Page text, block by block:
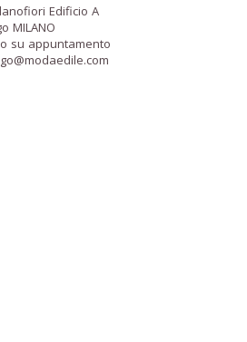
Edificio A
MILANO
su appuntamento